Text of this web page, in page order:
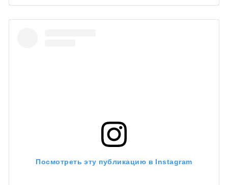
00:00
Посмотреть эту публикацию в Instagram